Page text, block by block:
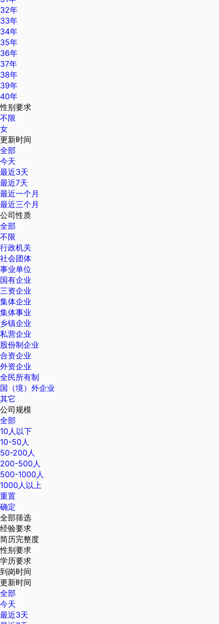
32年
33年
34年
35年
36年
37年
38年
39年
40年
性别要求
不限
女
更新时间
全部
今天
最近3天
最近7天
最近一个月
最近三个月
公司性质
全部
不限
行政机关
社会团体
事业单位
国有企业
三资企业
集体企业
集体事业
乡镇企业
私营企业
股份制企业
合资企业
外资企业
全民所有制
国（境）外企业
其它
公司规模
全部
10人以下
10-50人
50-200人
200-500人
500-1000人
1000人以上
重置
确定
全部筛选
经验要求
简历完整度
性别要求
学历要求
到岗时间
更新时间
全部
今天
最近3天